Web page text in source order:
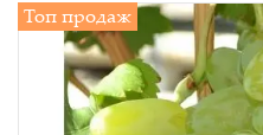
Топ продаж